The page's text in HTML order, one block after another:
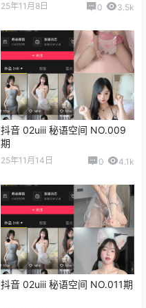
25年11月8日 0 3.5k
抖音 02uiii 秘语空间 NO.009
期
25年11月14日 0 4.1k
抖音 02uiii 秘语空间 NO.011期